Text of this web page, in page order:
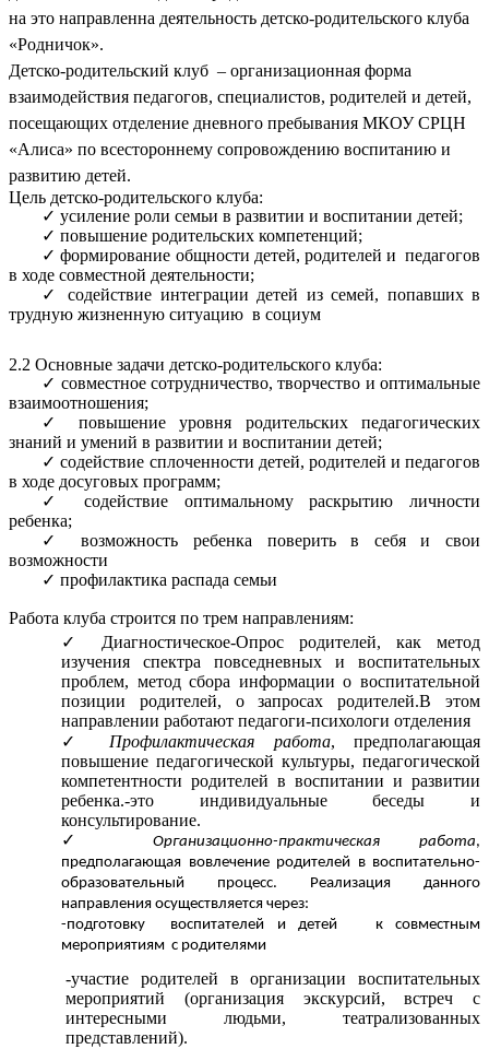
на это направленна деятельность детско-родительского клуба
«Родничок».
Детско-родительский клуб – организационная форма
взаимодействия педагогов, специалистов, родителей и детей,
посещающих отделение дневного пребывания МКОУ СРЦН
«Алиса» по всестороннему сопровождению воспитанию и
развитию детей.
Цель детско-родительского клуба:
усиление роли семьи в развитии и воспитании детей;
повышение родительских компетенций;
формирование общности детей, родителей и педагогов
в ходе совместной деятельности;
содействие интеграции детей из семей, попавших в
трудную жизненную ситуацию в социум
2.2 Основные задачи детско-родительского клуба:
совместное сотрудничество, творчество и оптимальные
взаимоотношения;
повышение уровня родительских педагогических
знаний и умений в развитии и воспитании детей;
содействие сплоченности детей, родителей и педагогов
в ходе досуговых программ;
содействие оптимальному раскрытию личности
ребенка;
возможность ребенка поверить в себя и свои
возможности
профилактика распада семьи
Работа клуба строится по трем направлениям:
Диагностическое-Опрос родителей, как метод
изучения спектра повседневных и воспитательных
проблем, метод сбора информации о воспитательной
позиции родителей, о запросах родителей.В этом
направлении работают педагоги-психологи отделения
Профилактическая работа, предполагающая
повышение педагогической культуры, педагогической
компетентности родителей в воспитании и развитии
ребенка.-это индивидуальные беседы и
консультирование.
Организационно-практическая работа,
предполагающая вовлечение родителей в воспитательно-
образовательный процесс. Реализация данного
направления осуществляется через:
-подготовку воспитателей и детей к совместным
мероприятиям с родителями
-участие родителей в организации воспитательных
мероприятий (организация экскурсий, встреч с
интересными людьми, театрализованных
представлений).